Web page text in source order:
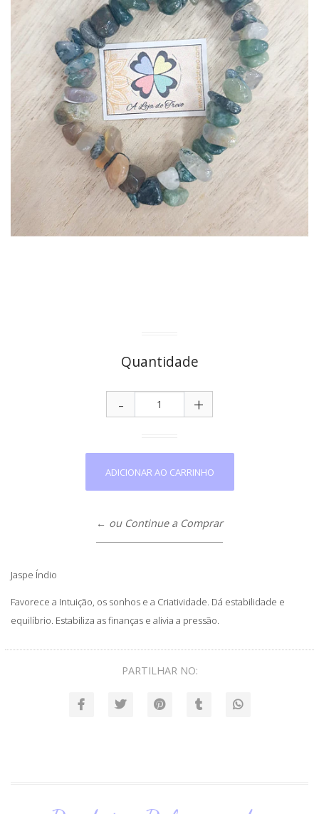
Quantidade
+
-
← ou Continue a Comprar
Jaspe Índio
Favorece a Intuição, os sonhos e a Criatividade. Dá estabilidade e
equilíbrio. Estabiliza as finanças e alivia a pressão.
PARTILHAR NO: